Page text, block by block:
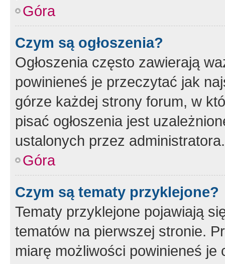
Góra
Czym są ogłoszenia?
Ogłoszenia często zawierają
powinieneś je przeczytać jak
górze każdej strony forum, w
pisać ogłoszenia jest
ustalonych przez administratora.
Góra
Czym są tematy przyklejone?
Tematy przyklejone pojawiają
tematów na pierwszej stronie.
miarę możliwości powinieneś je